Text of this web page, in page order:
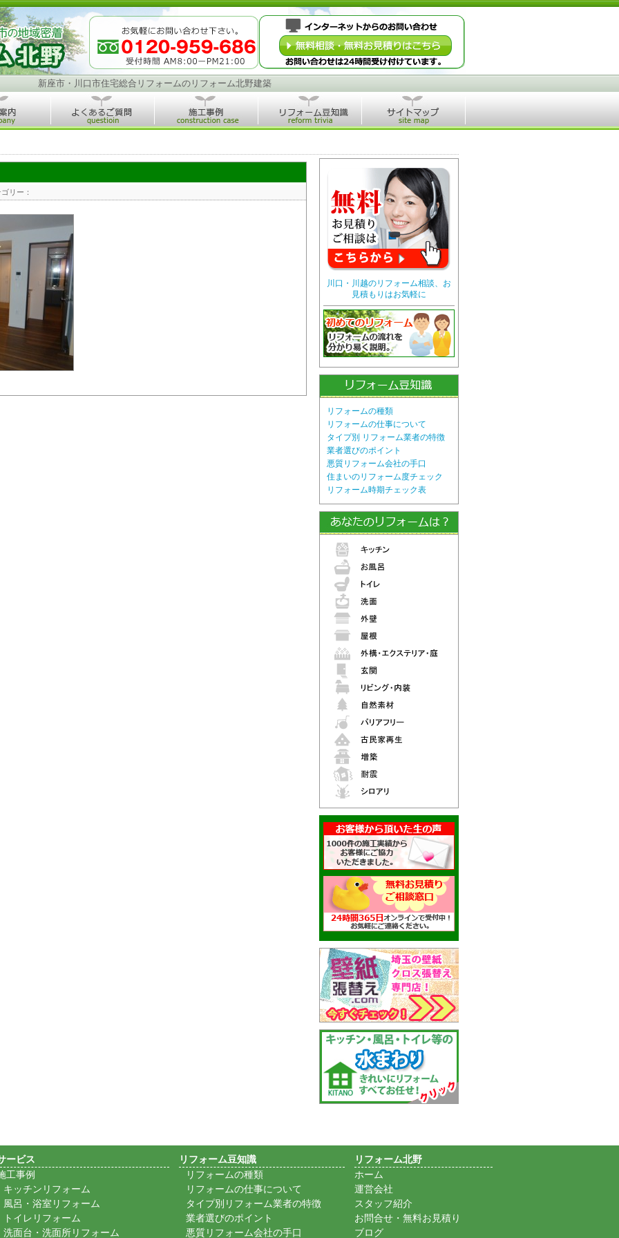
新座市・川口市住宅総合リフォームのリフォーム北野建築
リー：
川口・川越のリフォーム相談、お
見積もりはお気軽に
リフォームの種類
リフォームの仕事について
タイプ別 リフォーム業者の特徴
業者選びのポイント
悪質リフォーム会社の手口
住まいのリフォーム度チェック
リフォーム時期チェック表
ービス
工事例
キッチンリフォーム
風呂・浴室リフォーム
トイレリフォーム
洗面台・洗面所リフォーム
リフォーム豆知識
リフォームの種類
リフォームの仕事について
タイプ別リフォーム業者の特徴
業者選びのポイント
悪質リフォーム会社の手口
リフォーム北野
ホーム
運営会社
スタッフ紹介
お問合せ・無料お見積り
ブログ